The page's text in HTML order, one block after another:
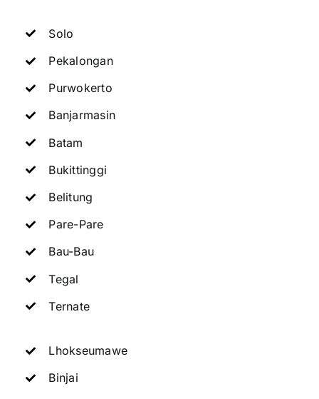
Solo
Pekalongan
Purwokerto
Banjarmasin
Batam
Bukittinggi
Belitung
Pare-Pare
Bau-Bau
Tegal
Ternate
Lhokseumawe
Binjai